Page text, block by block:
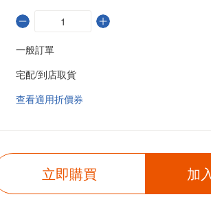
一般訂單
宅配/到店取貨
查看適用折價券
立即購買 加